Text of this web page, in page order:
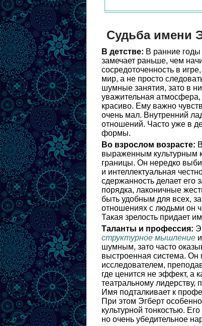
Судьба имени
В детстве: В ранние годы
замечает раньше, чем
сосредоточенность в
мир, а не просто
шумные занятия, зато в
уважительная
красиво. Ему важно
очень мал. Внутренний
отношений. Часто уже в
формы.
Во взрослом возрасте:
выраженным культурным
границы. Он нередко
и интеллектуальная
сдержанность делает его
порядка, лаконичные
быть удобным для всех,
отношениях с людьми он
Такая зрелость придает
Таланты и профессия:
структурное мышление и
шумным, зато часто
выстроенная система. Он
исследователем,
где ценится не эффект, а
театральному лидерству,
Имя подталкивает к
При этом Эгберт
культурной тонкостью.
но очень убедительное